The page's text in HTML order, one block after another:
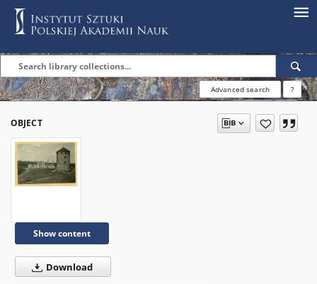
Advanced search ?
OBJECT
Show content
Download